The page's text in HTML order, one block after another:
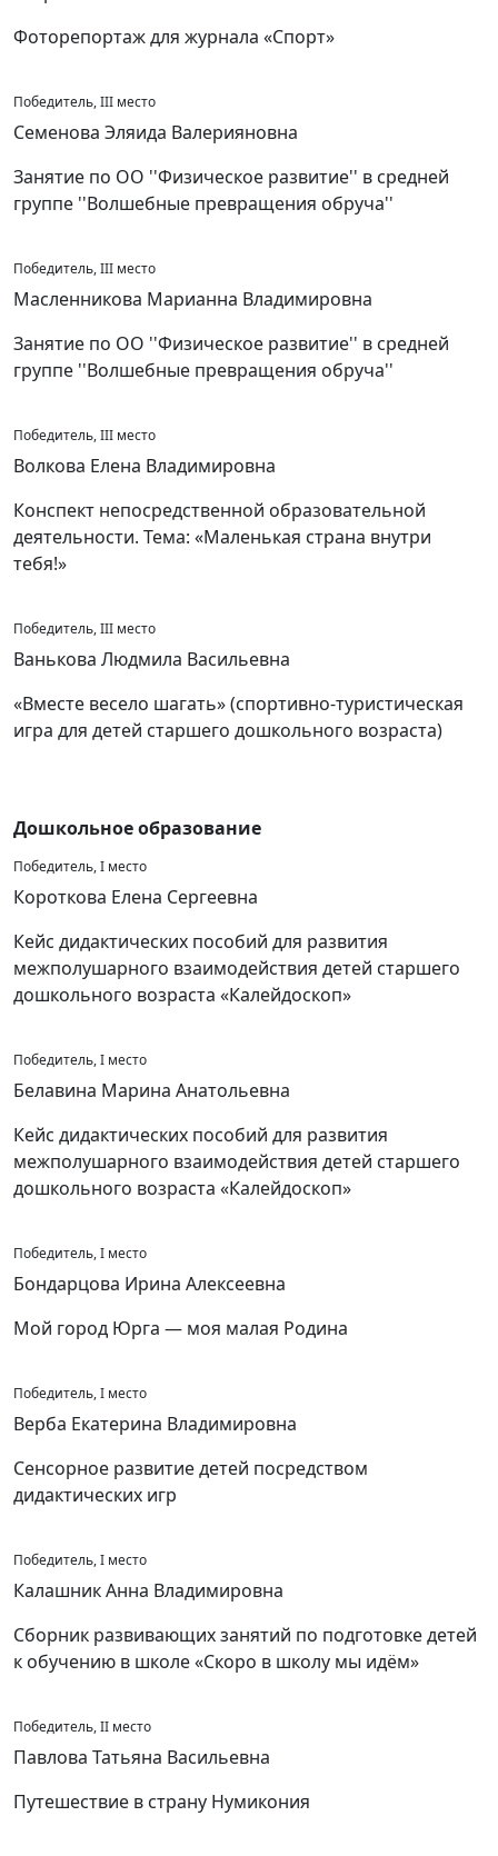
Фоторепортаж для журнала «Спорт»
Победитель, III место
Семенова Эляида Валерияновна
Занятие по ОО ''Физическое развитие'' в средней
группе ''Волшебные превращения обруча''
Победитель, III место
Масленникова Марианна Владимировна
Занятие по ОО ''Физическое развитие'' в средней
группе ''Волшебные превращения обруча''
Победитель, III место
Волкова Елена Владимировна
Конспект непосредственной образовательной
деятельности. Тема: «Маленькая страна внутри
тебя!»
Победитель, III место
Ванькова Людмила Васильевна
«Вместе весело шагать» (спортивно-туристическая
игра для детей старшего дошкольного возраста)
Дошкольное образование
Победитель, I место
Короткова Елена Сергеевна
Кейс дидактических пособий для развития
межполушарного взаимодействия детей старшего
дошкольного возраста «Калейдоскоп»
Победитель, I место
Белавина Марина Анатольевна
Кейс дидактических пособий для развития
межполушарного взаимодействия детей старшего
дошкольного возраста «Калейдоскоп»
Победитель, I место
Бондарцова Ирина Алексеевна
Мой город Юрга — моя малая Родина
Победитель, I место
Верба Екатерина Владимировна
Сенсорное развитие детей посредством
дидактических игр
Победитель, I место
Калашник Анна Владимировна
Сборник развивающих занятий по подготовке детей
к обучению в школе «Скоро в школу мы идём»
Победитель, II место
Павлова Татьяна Васильевна
Путешествие в страну Нумикония